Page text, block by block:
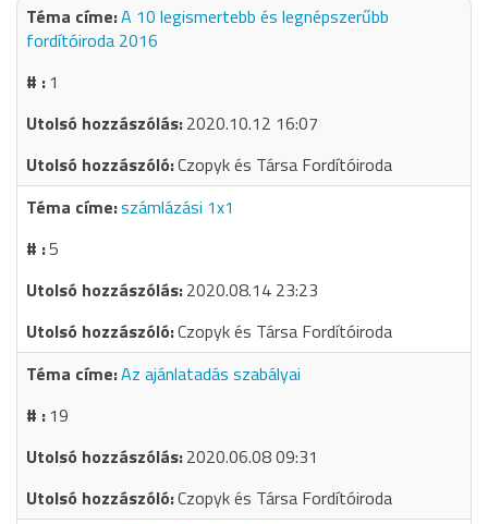
A 10 legismertebb és legnépszerűbb
fordítóiroda 2016
1
2020.10.12 16:07
Czopyk és Társa Fordítóiroda
számlázási 1x1
5
2020.08.14 23:23
Czopyk és Társa Fordítóiroda
Az ajánlatadás szabályai
19
2020.06.08 09:31
Czopyk és Társa Fordítóiroda